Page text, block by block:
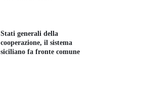
Stati generali della
cooperazione, il sistema
siciliano fa fronte comune